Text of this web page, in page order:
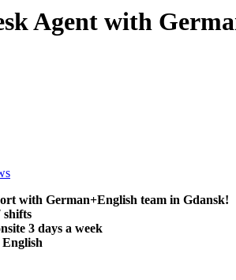
Agent with
with German+English team in Gdansk!
shifts
3 days a week
English